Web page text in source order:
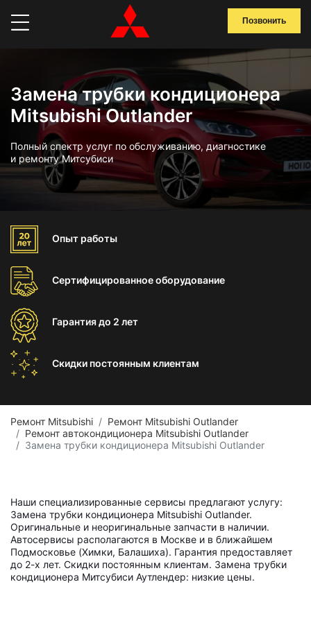
Позвонить
Замена трубки кондиционера
Mitsubishi Outlander
Полный спектр услуг по обслуживанию, диагностике
и ремонту Митсубиси
Опыт работы
Сертифицированноеоборудование
Гарантиядо 2 лет
Скидки постоянным клиентам
Ремонт Mitsubishi
Ремонт Mitsubishi Outlander
Ремонт автокондиционера Mitsubishi Outlander
Замена трубки кондиционера Mitsubishi Outlander
Наши специализированные сервисы предлагают услугу:
Замена трубки кондиционера Mitsubishi Outlander.
Оригинальные и неоригинальные запчасти в наличии.
Автосервисы располагаются в Москве и в ближайшем
Подмосковье (Химки, Балашиха). Гарантия предоставляет
до 2-х лет. Скидки постоянным клиентам. Замена трубки
кондиционера Митсубиси Аутлендер: низкие цены.